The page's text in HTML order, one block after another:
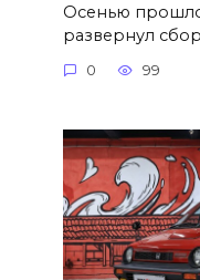
Осенью
развернул
0 99